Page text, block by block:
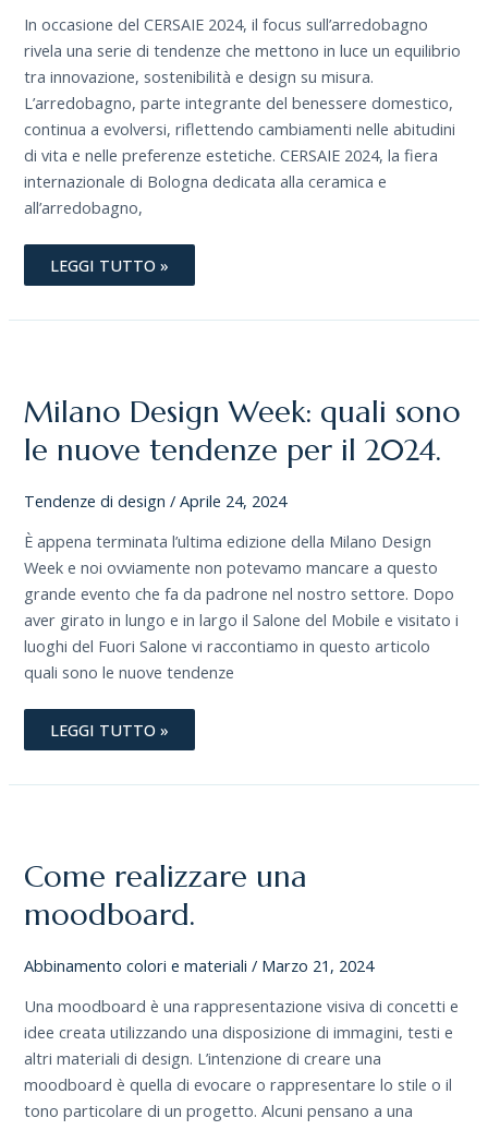
In occasione del CERSAIE 2024, il focus sull’arredobagno
rivela una serie di tendenze che mettono in luce un equilibrio
tra innovazione, sostenibilità e design su misura.
L’arredobagno, parte integrante del benessere domestico,
continua a evolversi, riflettendo cambiamenti nelle abitudini
di vita e nelle preferenze estetiche. CERSAIE 2024, la fiera
internazionale di Bologna dedicata alla ceramica e
all’arredobagno,
LEGGI TUTTO »
Milano Design Week: quali sono
le nuove tendenze per il 2024.
Tendenze di design /Aprile 24, 2024
È appena terminata l’ultima edizione della Milano Design
Week e noi ovviamente non potevamo mancare a questo
grande evento che fa da padrone nel nostro settore. Dopo
aver girato in lungo e in largo il Salone del Mobile e visitato i
luoghi del Fuori Salone vi raccontiamo in questo articolo
quali sono le nuove tendenze
SONO
LE
NUOVE
TENDENZE
2024.
LEGGI TUTTO »
Come realizzare una
moodboard.
Abbinamento colori e materiali / Marzo 21, 2024
Una moodboard è una rappresentazione visiva di concetti e
idee creata utilizzando una disposizione di immagini, testi e
altri materiali di design. L’intenzione di creare una
moodboard è quella di evocare o rappresentare lo stile o il
tono particolare di un progetto. Alcuni pensano a una